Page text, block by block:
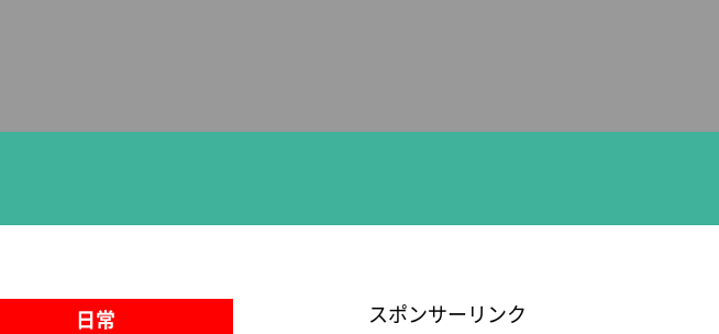
日常 スポンサーリンク